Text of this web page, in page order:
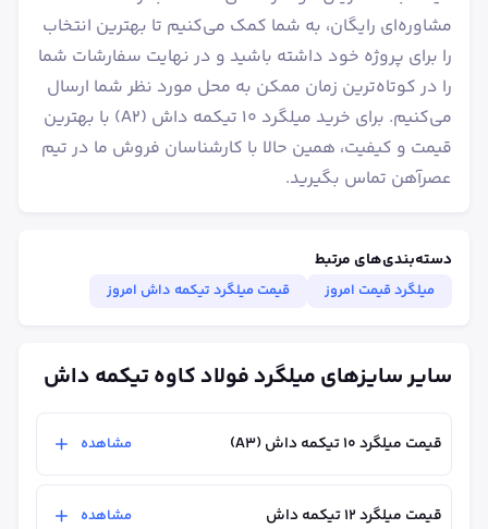
مشاوره‌ای رایگان، به شما کمک می‌کنیم تا بهترین انتخاب
را برای پروژه خود داشته باشید و در نهایت سفارشات شما
را در کوتاه‌ترین زمان ممکن به محل مورد نظر شما ارسال
می‌کنیم. برای خرید میلگرد ۱۰ تیکمه داش (A2) با بهترین
قیمت و کیفیت، همین حالا با کارشناسان فروش ما در تیم
عصرآهن تماس بگیرید.
دسته‌بندی‌های مرتبط
میلگرد قیمت امروز قیمت میلگرد تیکمه داش امروز
سایر سایزهای میلگرد فولاد کاوه تیکمه داش
قیمت میلگرد ۱۰ تیکمه داش (A3) مشاهده
قیمت میلگرد ۱۲ تیکمه داش مشاهده